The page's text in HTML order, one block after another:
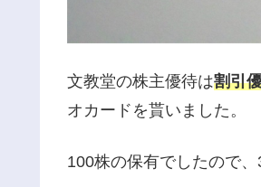
文教堂の株主優待は割引
オカードを貰いました。
100株の保有でしたので